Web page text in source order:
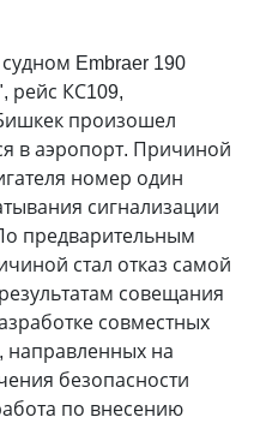
Embraer 190
рейс КС109,
произошел
в аэропорт. Причиной
номер один
сигнализации
предварительным
стал отказ самой
совещания
совместных
направленных на
безопасности
по внесению